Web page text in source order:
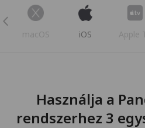
macOS iOS Apple
Használja a
rendszerhez 3